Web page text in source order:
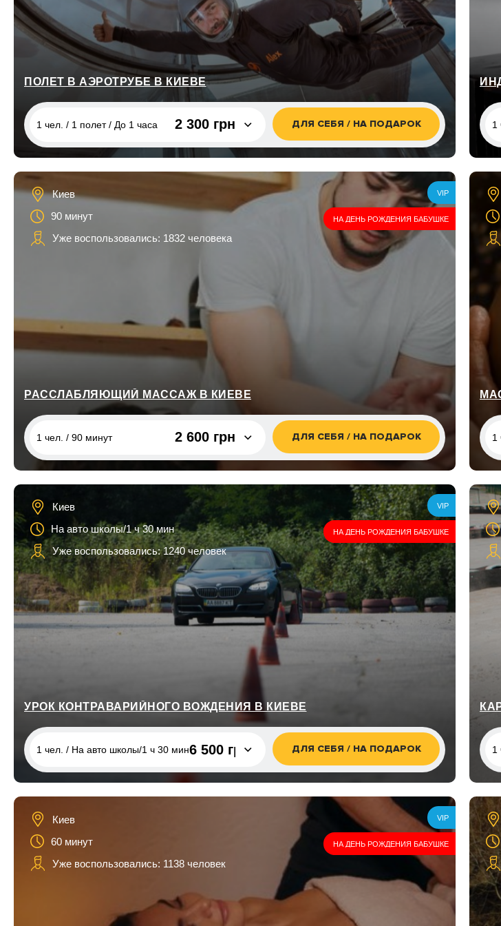
ПОЛЕТ В АЭРОТРУБЕ В КИЕВЕ
1 чел. / 1 полет / До 1 часа 2 300 грн
2 чел. / До 1 часа
1 чел. / 2 полета / До 1 часа 2 800 грн
1 чел. / 3 полета/до 1 часа 3 300 грн
ДЛЯ СЕБЯ / НА ПОДАРОК 1
1
Киев
90 минут
Уже воспользовались: 1832 человека
VIP
НА ДЕНЬ РОЖДЕНИЯ БАБУШКЕ
РАССЛАБЛЯЮЩИЙ МАССАЖ В КИЕВЕ
1 чел. / 90 минут 2 600 грн
2 чел. / 90 минут 5 200 грн
ДЛЯ СЕБЯ / НА ПОДАРОК 1
2
Киев
На авто школы/1 ч 30 мин
Уже воспользовались: 1240 человек
VIP
НА ДЕНЬ РОЖДЕНИЯ БАБУШКЕ
УРОК КОНТРАВАРИЙНОГО ВОЖДЕНИЯ В КИЕВЕ
1 чел. / На авто школы/1 ч 30 мин6 500 грн
1 чел. / На своем авто/1 ч 30 мин
ДЛЯ СЕБЯ / НА ПОДАРОК 1
1
1
1
1
1
Киев
60 минут
Уже воспользовались: 1138 человек
VIP
НА ДЕНЬ РОЖДЕНИЯ БАБУШКЕ